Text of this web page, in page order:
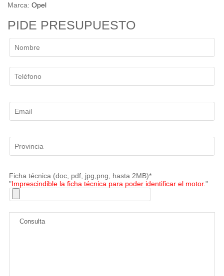
Marca: Opel
PIDE PRESUPUESTO
Ficha técnica (doc, pdf, jpg,png, hasta 2MB)*
"Imprescindible la ficha técnica para poder identificar el motor."